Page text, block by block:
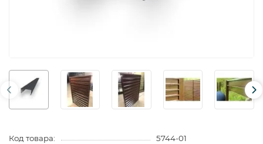
Код товара:
5744-01